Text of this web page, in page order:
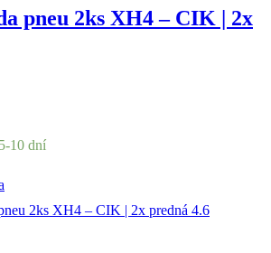
pneu 2ks XH4 – CIK | 2x
10 dní